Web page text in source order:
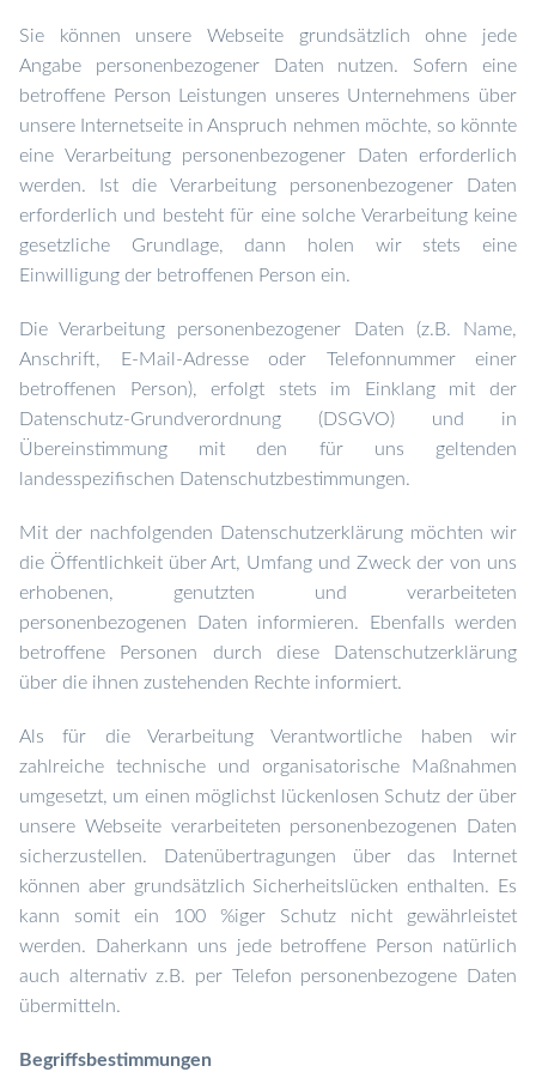
Sie können unsere Webseite grundsätzlich ohne jede
Angabe personenbezogener Daten nutzen. Sofern eine
betroffene Person Leistungen unseres Unternehmens über
unsere Internetseite in Anspruch nehmen möchte, so könnte
eine Verarbeitung personenbezogener Daten erforderlich
werden. Ist die Verarbeitung personenbezogener Daten
erforderlich und besteht für eine solche Verarbeitung keine
gesetzliche Grundlage, dann holen wir stets eine
Einwilligung der betroffenen Person ein.
Die Verarbeitung personenbezogener Daten (z.B. Name,
Anschrift, E-Mail-Adresse oder Telefonnummer einer
betroffenen Person), erfolgt stets im Einklang mit der
Datenschutz-Grundverordnung (DSGVO) und in
Übereinstimmung mit den für uns geltenden
landesspezifischen Datenschutzbestimmungen.
Mit der nachfolgenden Datenschutzerklärung möchten wir
die Öffentlichkeit über Art, Umfang und Zweck der von uns
erhobenen, genutzten und verarbeiteten
personenbezogenen Daten informieren. Ebenfalls werden
betroffene Personen durch diese Datenschutzerklärung
über die ihnen zustehenden Rechte informiert.
Als für die Verarbeitung Verantwortliche haben wir
zahlreiche technische und organisatorische Maßnahmen
umgesetzt, um einen möglichst lückenlosen Schutz der über
unsere Webseite verarbeiteten personenbezogenen Daten
sicherzustellen. Datenübertragungen über das Internet
können aber grundsätzlich Sicherheitslücken enthalten. Es
kann somit ein 100 %iger Schutz nicht gewährleistet
werden. Daherkann uns jede betroffene Person natürlich
auch alternativ z.B. per Telefon personenbezogene Daten
übermitteln.
Begriffsbestimmungen